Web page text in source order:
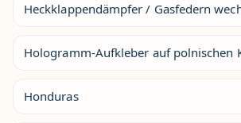
Heckklappendämpfer / Gasfedern
Hologramm-Aufkleber auf polnischen
Honduras